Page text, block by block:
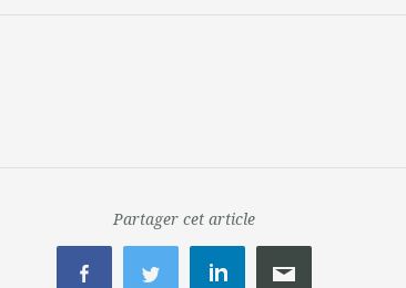
Partager cet article